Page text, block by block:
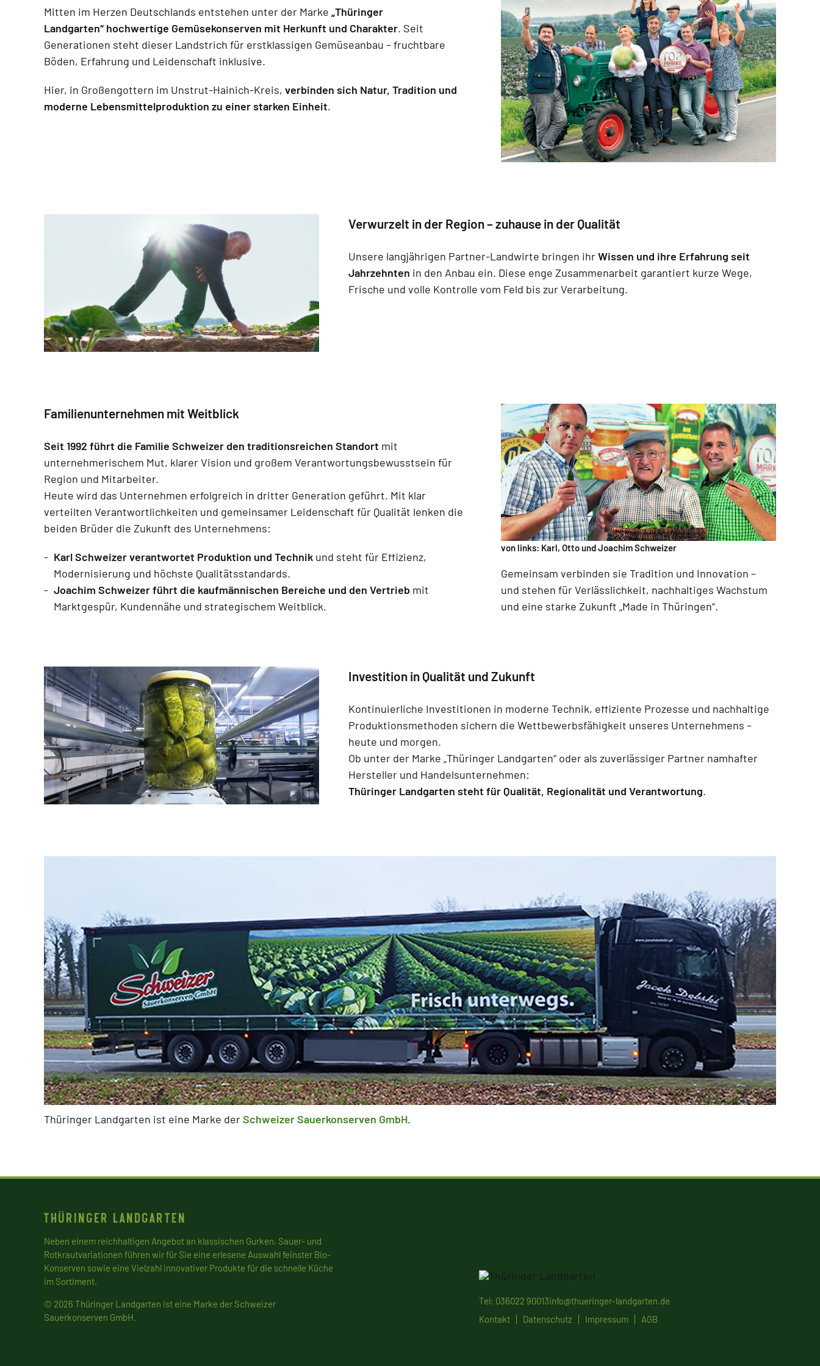
Mitten im Herzen Deutschlands entstehen unter der Marke „Thüringer
Landgarten“ hochwertige Gemüsekonserven mit Herkunft und Charakter. Seit
Generationen steht dieser Landstrich für erstklassigen Gemüseanbau – fruchtbare
Böden, Erfahrung und Leidenschaft inklusive.
Hier, in Großengottern im Unstrut-Hainich-Kreis, verbinden sich Natur, Tradition und
moderne Lebensmittelproduktion zu einer starken Einheit.
Verwurzelt in der Region – zuhause in der Qualität
Unsere langjährigen Partner-Landwirte bringen ihrWissen und ihre Erfahrung seit
Jahrzehnten in den Anbau ein. Diese enge Zusammenarbeit garantiert kurze Wege,
Frische und volle Kontrolle vom Feld bis zur Verarbeitung.
Familienunternehmen mit Weitblick
Seit 1992 führt die Familie Schweizer den traditionsreichen Standort mit
unternehmerischem Mut, klarer Vision und großem Verantwortungsbewusstsein für
Region und Mitarbeiter.
Heute wird das Unternehmen erfolgreich in dritter Generation geführt. Mit klar
verteilten Verantwortlichkeiten und gemeinsamer Leidenschaft für Qualität lenken die
beiden Brüder die Zukunft des Unternehmens:
Karl Schweizer verantwortet Produktion und Technikund steht für Effizienz,
Modernisierung und höchste Qualitätsstandards.
Joachim Schweizer führt die kaufmännischen Bereiche und den Vertriebmit
Marktgespür, Kundennähe und strategischem Weitblick.
von links: Karl, Otto und Joachim Schweizer
Gemeinsam verbinden sie Tradition und Innovation –
und stehen für Verlässlichkeit, nachhaltiges Wachstum
und eine starke Zukunft „Made in Thüringen“.
Investition in Qualität und Zukunft
Kontinuierliche Investitionen in moderne Technik, effiziente Prozesse und nachhaltige
Produktionsmethoden sichern die Wettbewerbsfähigkeit unseres Unternehmens –
heute und morgen.
Ob unter der Marke „Thüringer Landgarten“ oder als zuverlässiger Partner namhafter
Hersteller und Handelsunternehmen:
Thüringer Landgarten steht für Qualität, Regionalität und Verantwortung.
Thüringer Landgarten ist eine Marke derSchweizer Sauerkonserven GmbH.
Thüringer Landgarten
Neben einem reichhaltigen Angebot an klassischen Gurken, Sauer- und
Rotkrautvariationen führen wir für Sie eine erlesene Auswahl feinster Bio-
Konserven sowie eine Vielzahl innovativer Produkte für die schnelle Küche
im Sortiment.
© 2026 Thüringer Landgarten ist eine Marke der Schweizer
Sauerkonserven GmbH.
Tel: 036022 90013info@thueringer-landgarten.de
Kontakt
Datenschutz Impressum AGB